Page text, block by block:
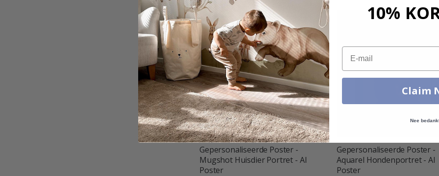
Gepersonaliseerde Poster -
Mugshot Huisdier Portret - AI
Poster
Gepersonaliseerde Poster -
Aquarel Hondenportret - AI
Poster
10%
Email
Claim
Nee